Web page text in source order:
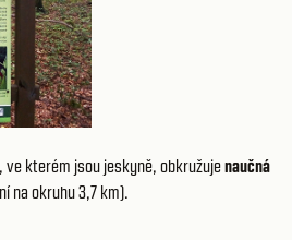
ve kterém jsou jeskyně, obkružujenaučná
na okruhu 3,7 km).